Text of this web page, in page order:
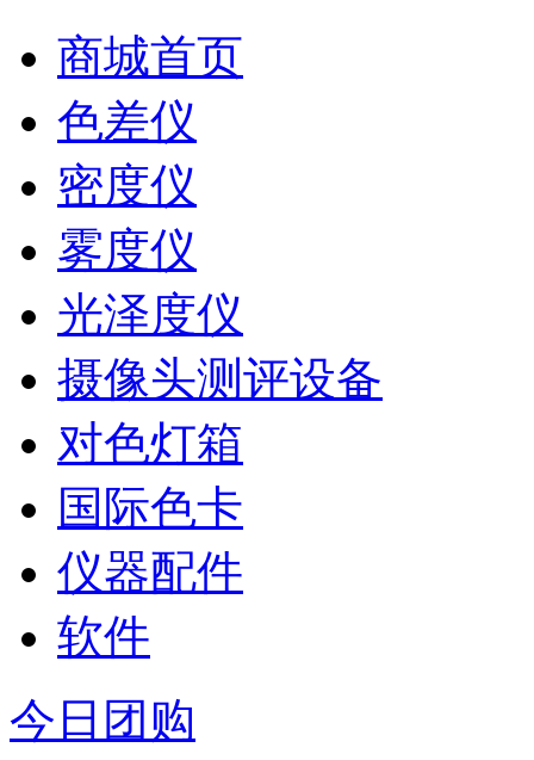
商城首页
色差仪
密度仪
雾度仪
光泽度仪
摄像头测评设备
对色灯箱
国际色卡
仪器配件
软件
今日团购